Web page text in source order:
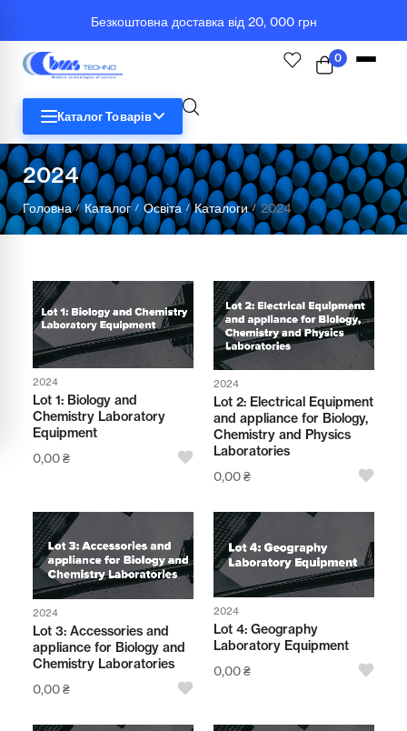
Безкоштовна доставка від 20, 000 грн
0
Каталог Товарів
STEM
Біологія
Комп'ютерна техніка
Меблі
Мультимедійне обладнання
Освіта
Фізика
Хімія
Захист України
Всі товари
2024
Головна / Каталог / Освіта / Каталоги / 2024
2024
Lot 1: Biology and
Chemistry Laboratory
Equipment
0,00₴
2024
Lot 2: Electrical Equipment
and appliance for Biology,
Chemistry and Physics
Laboratories
0,00₴
2024
Lot 3: Accessories and
appliance for Biology and
Chemistry Laboratories
0,00₴
2024
Lot 4: Geography
Laboratory Equipment
0,00₴